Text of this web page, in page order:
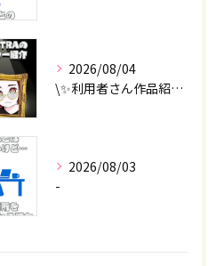
2026/08/04
\✨利用者さん作品紹介✨/
2026/08/03
-